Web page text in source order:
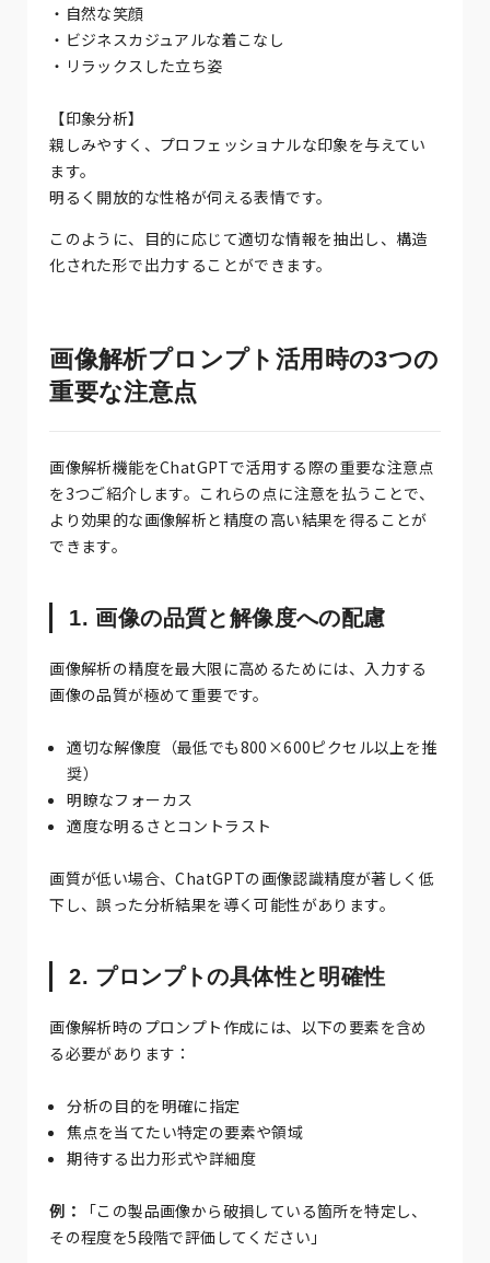
・自然な笑顔
・ビジネスカジュアルな着こなし
・リラックスした立ち姿
【印象分析】
親しみやすく、プロフェッショナルな印象を与えてい
ます。
明るく開放的な性格が伺える表情です。
このように、目的に応じて適切な情報を抽出し、構造
化された形で出力することができます。
画像解析プロンプト活用時の3つの
重要な注意点
画像解析機能をChatGPTで活用する際の重要な注意点
を3つご紹介します。これらの点に注意を払うことで、
より効果的な画像解析と精度の高い結果を得ることが
できます。
1. 画像の品質と解像度への配慮
画像解析の精度を最大限に高めるためには、入力する
画像の品質が極めて重要です。
適切な解像度（最低でも800×600ピクセル以上を推
奨）
明瞭なフォーカス
適度な明るさとコントラスト
画質が低い場合、ChatGPTの画像認識精度が著しく低
下し、誤った分析結果を導く可能性があります。
2. プロンプトの具体性と明確性
画像解析時のプロンプト作成には、以下の要素を含め
る必要があります：
分析の目的を明確に指定
焦点を当てたい特定の要素や領域
期待する出力形式や詳細度
例：
「この製品画像から破損している箇所を特定し、
その程度を5段階で評価してください」